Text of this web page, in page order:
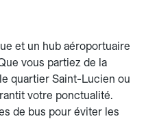
et un hub aéroportuaire
vous partiez de la
quartier Saint-Lucien ou
votre ponctualité.
de bus pour éviter les